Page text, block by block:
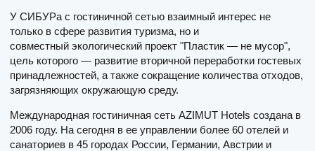
У СИБУРа с гостиничной сетью взаимный интерес не
только в сфере развития туризма, но и
совместный экологический проект "Пластик — не мусор",
цель которого — развитие вторичной переработки гостевых
принадлежностей, а также сокращение количества отходов,
загрязняющих окружающую среду.
Международная гостиничная сеть AZIMUT Hotels создана в
2006 году. На сегодня в ее управлении более 60 отелей и
санаториев в 45 городах России, Германии, Австрии и